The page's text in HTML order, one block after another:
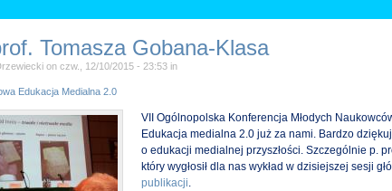
Tomasza Gobana-Klasa
on czw., 12/10/2015 - 23:53 in
Edukacja Medialna 2.0
VII Ogólnopolska Konferencja Młodych
Edukacja medialna 2.0 już za nami. Bardzo
o edukacji medialnej przyszłości. Szczególnie p.
który wygłosił dla nas wykład w dzisiejszej sesji
publikacji.